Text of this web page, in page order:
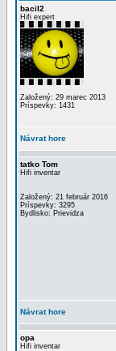
bacil2
Hifi expert
Založený: 29 marec 2013
Príspevky: 1431
Návrat hore
tatko Tom
Hifi inventar
Založený: 21 február 2016
Príspevky: 3295
Bydlisko: Prievidza
Návrat hore
opa
Hifi inventar